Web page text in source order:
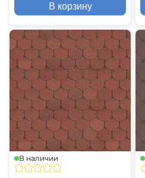
В корзину
В наличии